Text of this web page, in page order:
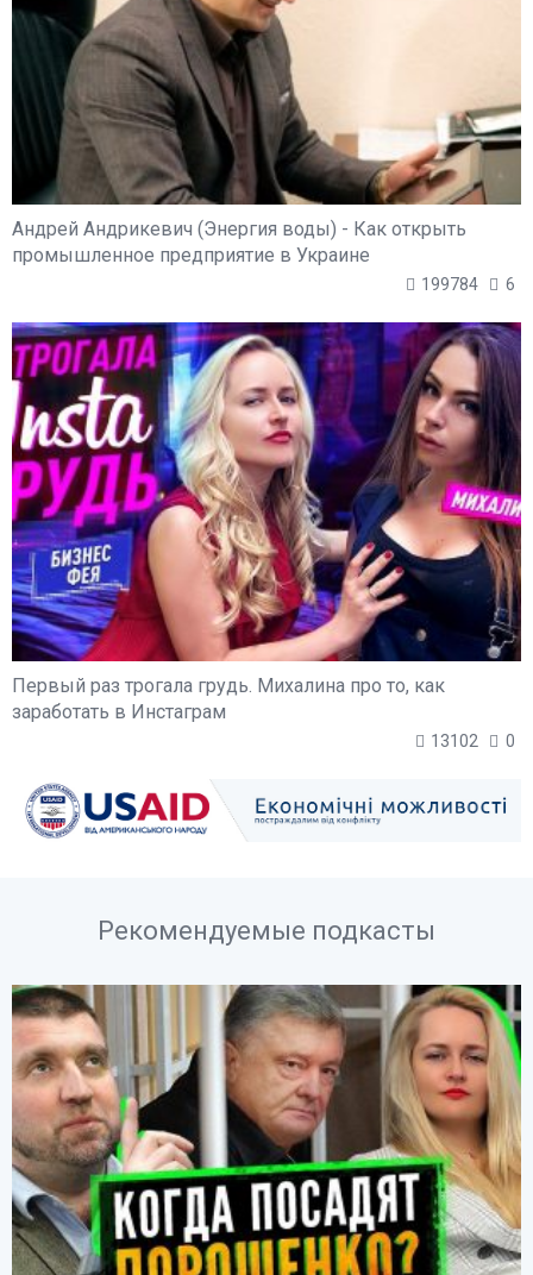
Андрей Андрикевич (Энергия воды) - Как открыть
промышленное предприятие в Украине
199784 6
Первый раз трогала грудь. Михалина про то, как
заработать в Инстаграм
13102 0
Рекомендуемые подкасты